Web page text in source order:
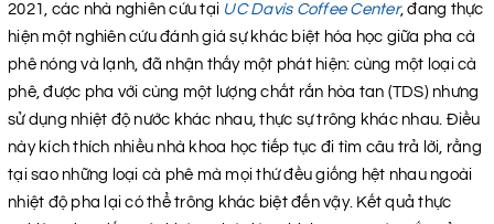
2021, các nhà nghiên cứu tại UC Davis Coffee Center, đang thực
hiện một nghiên cứu đánh giá sự khác biệt hóa học giữa pha cà
phê nóng và lạnh, đã nhận thấy một phát hiện: cùng một loại cà
phê, được pha với cùng một lượng chất rắn hòa tan (TDS) nhưng
sử dụng nhiệt độ nước khác nhau, thực sự trông khác nhau. Điều
này kích thích nhiều nhà khoa học tiếp tục đi tìm câu trả lời, rằng
tại sao những loại cà phê mà mọi thứ đều giống hệt nhau ngoài
nhiệt độ pha lại có thể trông khác biệt đến vậy. Kết quả thực